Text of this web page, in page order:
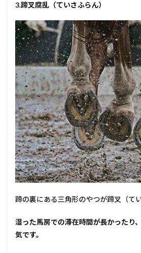
3.蹄叉腐乱（ていさふらん）
蹄の裏にある三角形のやつが蹄叉（てい
湿った馬房での滞在時間が長かったり
気です。